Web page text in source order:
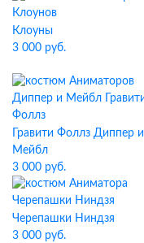
Клоуны
3 000 руб.
Гравити Фоллз Диппер и
Мейбл
3 000 руб.
Черепашки Ниндзя
3 000 руб.